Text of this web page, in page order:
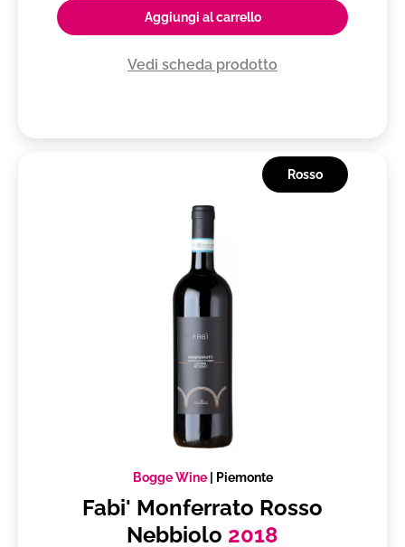
Aggiungi al carrello
Vedi scheda prodotto
Rosso
Bogge Wine| Piemonte
Fabi' Monferrato Rosso
Nebbiolo 2018